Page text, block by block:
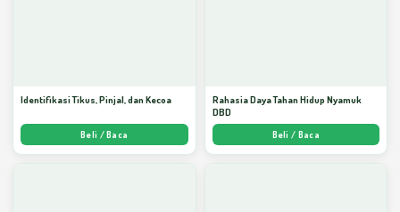
Identifikasi Tikus, Pinjal, dan Kecoa
Beli / Baca
Rahasia Daya Tahan Hidup Nyamuk
DBD
Beli / Baca